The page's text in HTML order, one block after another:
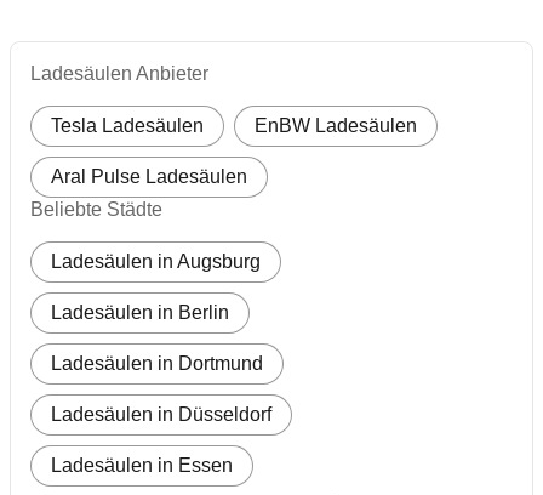
Ladesäulen Anbieter
Tesla Ladesäulen EnBW Ladesäulen
Aral Pulse Ladesäulen
Beliebte Städte
Ladesäulen in Augsburg
Ladesäulen in Berlin
Ladesäulen in Dortmund
Ladesäulen in Düsseldorf
Ladesäulen in Essen